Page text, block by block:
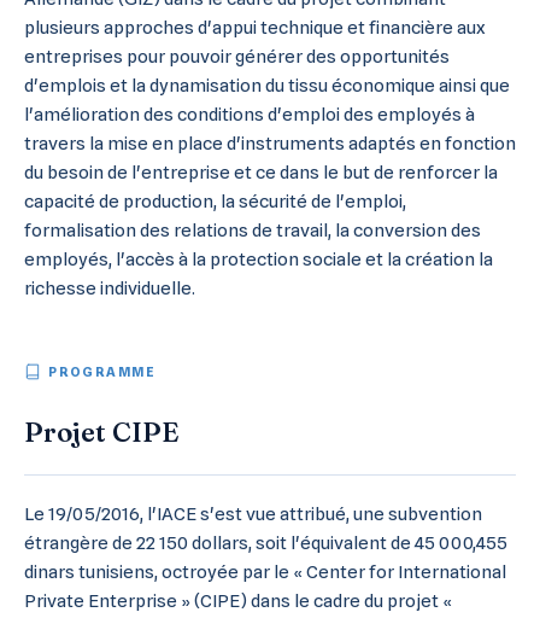
plusieurs approches d'appui technique et financière aux
entreprises pour pouvoir générer des opportunités
d'emplois et la dynamisation du tissu économique ainsi que
l'amélioration des conditions d'emploi des employés à
travers la mise en place d'instruments adaptés en fonction
du besoin de l'entreprise et ce dans le but de renforcer la
capacité de production, la sécurité de l'emploi,
formalisation des relations de travail, la conversion des
employés, l'accès à la protection sociale et la création la
richesse individuelle.
PROGRAMME
Projet CIPE
Le 19/05/2016, l'IACE s'est vue attribué, une subvention
étrangère de 22 150 dollars, soit l'équivalent de 45 000,455
dinars tunisiens, octroyée par le « Center for International
Private Enterprise » (CIPE) dans le cadre du projet «